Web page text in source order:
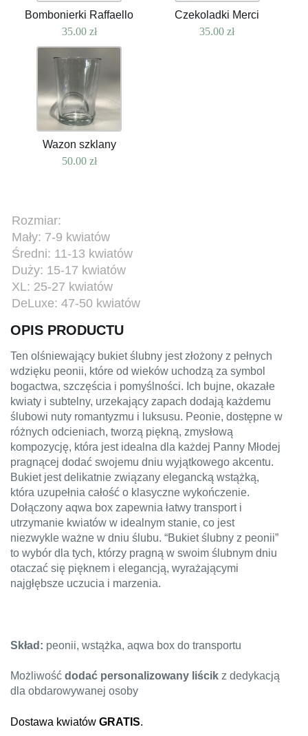
Bombonierki Raffaello
35.00 zł
Czekoladki Merci
35.00zł
Wazon szklany
50.00 zł
Rozmiar:
Mały: 7-9 kwiatów
Średni: 11-13 kwiatów
Duży: 15-17 kwiatów
XL: 25-27 kwiatów
DeLuxe: 47-50 kwiatów
OPIS PRODUCTU
Ten olśniewający bukiet ślubny jest złożony z pełnych
wdzięku peonii, które od wieków uchodzą za symbol
bogactwa, szczęścia i pomyślności. Ich bujne, okazałe
kwiaty i subtelny, urzekający zapach dodają każdemu
ślubowi nuty romantyzmu i luksusu. Peonie, dostępne w
różnych odcieniach, tworzą piękną, zmysłową
kompozycję, która jest idealna dla każdej Panny Młodej
pragnącej dodać swojemu dniu wyjątkowego akcentu.
Bukiet jest delikatnie związany elegancką wstążką,
która uzupełnia całość o klasyczne wykończenie.
Dołączony aqwa box zapewnia łatwy transport i
utrzymanie kwiatów w idealnym stanie, co jest
niezwykle ważne w dniu ślubu. “Bukiet ślubny z peonii”
to wybór dla tych, którzy pragną w swoim ślubnym dniu
otaczać się pięknem i elegancją, wyrażającymi
najgłębsze uczucia i marzenia.
Skład: peonii, wstążka, aqwa box do transportu
Możliwość dodać personalizowany liścik z dedykacją
dla obdarowywanej osoby
Dostawa kwiatów GRATIS.